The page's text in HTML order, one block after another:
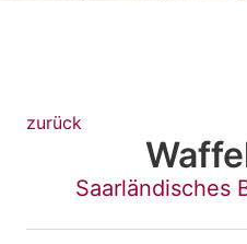
zurück
Saarländisches